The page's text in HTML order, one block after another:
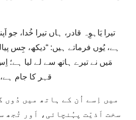
ہے، یُوں فرماتے ہیں: “دیکھ، جِس
مَیں نے تیرے ہاتھ سے لے لیا ہے؛
قہر کا جام ہے،
سخت اَذیّت پہُنچائی، اَور تُجھ